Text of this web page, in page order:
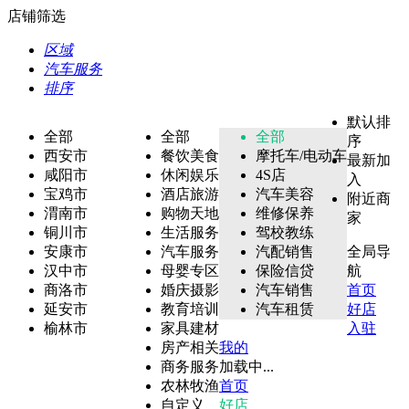
店铺筛选
区域
汽车服务
排序
全部
西安市
咸阳市
宝鸡市
渭南市
铜川市
安康市
汉中市
商洛市
延安市
榆林市
全部
餐饮美食
休闲娱乐
酒店旅游
购物天地
生活服务
汽车服务
母婴专区
婚庆摄影
教育培训
家具建材
房产相关
商务服务
农林牧渔
自定义
全部
摩托车/电动车
4S店
汽车美容
维修保养
驾校教练
汽配销售
保险信贷
汽车销售
汽车租赁
默认排
序
最新加
入
附近商
家
全局导
航
首页
好店
入驻
我的
加载中...
首页
好店